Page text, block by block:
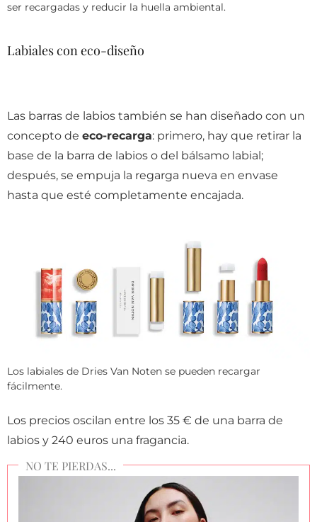
ser recargadas y reducir la huella ambiental.
Labiales con eco-diseño
Las barras de labios también se han diseñado con un
concepto de eco-recarga: primero, hay que retirar la
base de la barra de labios o del bálsamo labial;
después, se empuja la regarga nueva en envase
hasta que esté completamente encajada.
Los labiales de Dries Van Noten se pueden recargar
fácilmente.
Los precios oscilan entre los 35 € de una barra de
labios y 240 euros una fragancia.